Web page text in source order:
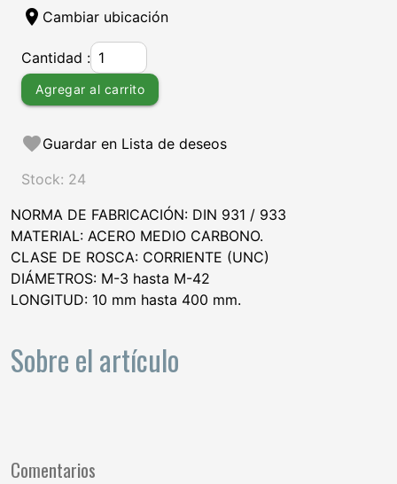
location_on Cambiar ubicación
Cantidad :
Agregar al carrito
favoriteGuardar en Lista de deseos
Stock: 24
NORMA DE FABRICACIÓN: DIN 931 / 933
MATERIAL: ACERO MEDIO CARBONO.
CLASE DE ROSCA: CORRIENTE (UNC)
DIÁMETROS: M-3 hasta M-42
LONGITUD: 10 mm hasta 400 mm.
Sobre el artículo
Comentarios